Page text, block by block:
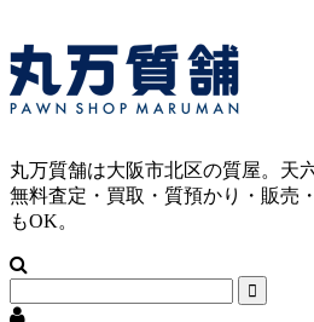
丸万質舗は大阪市北区の質屋。天
無料査定・買取・質預かり・販売
もOK。